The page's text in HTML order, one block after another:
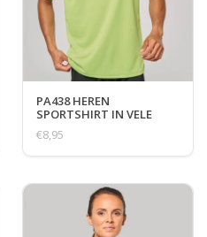
PA438 HEREN
SPORTSHIRT IN VELE
KLEUREN
€8,95